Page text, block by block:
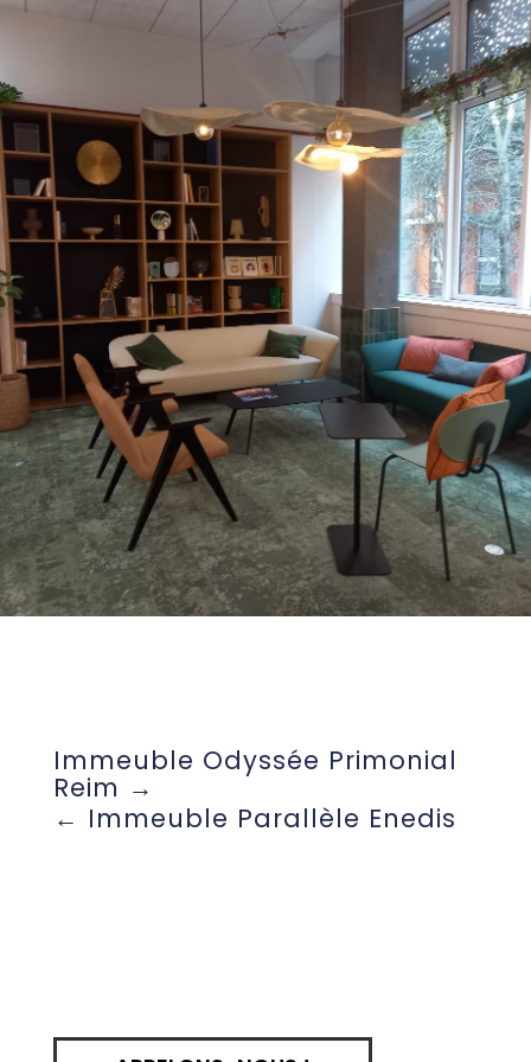
Immeuble Odyssée Primonial
Reim
Immeuble Parallèle Enedis